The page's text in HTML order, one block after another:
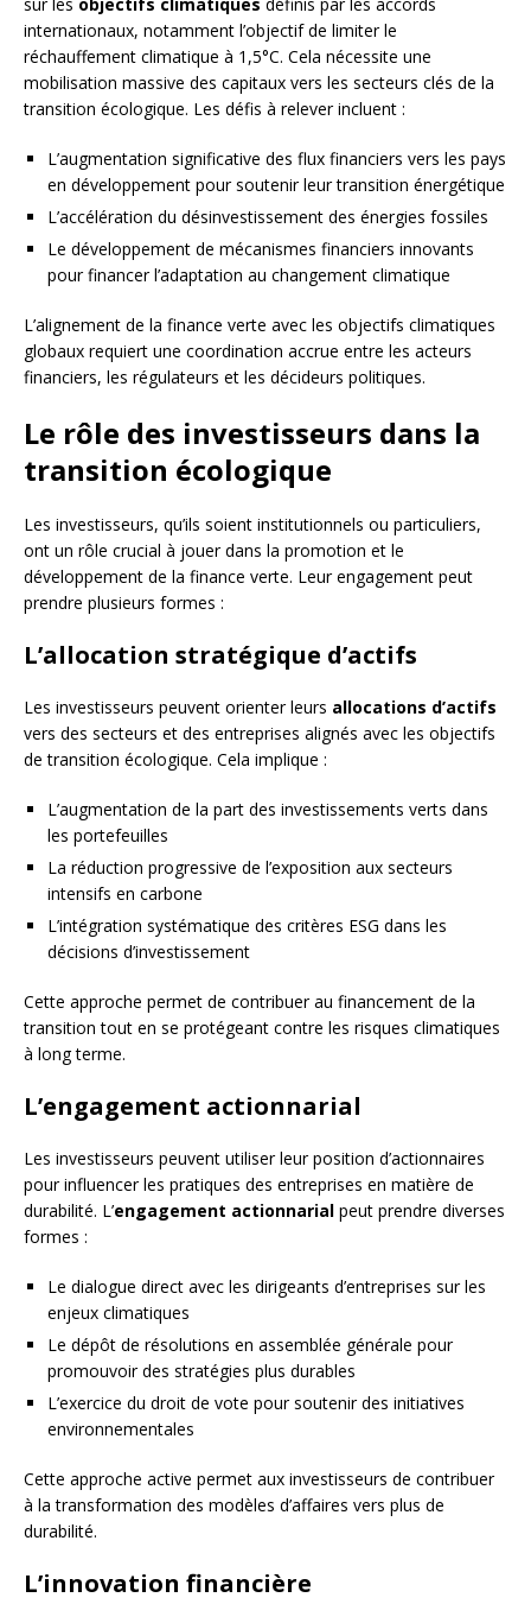
sur les objectifs climatiques définis par les accords
internationaux, notamment l’objectif de limiter le
réchauffement climatique à 1,5°C. Cela nécessite une
mobilisation massive des capitaux vers les secteurs clés de la
transition écologique. Les défis à relever incluent :
L’augmentation significative des flux financiers vers les pays
en développement pour soutenir leur transition énergétique
L’accélération du désinvestissement des énergies fossiles
Le développement de mécanismes financiers innovants
pour financer l’adaptation au changement climatique
L’alignement de la finance verte avec les objectifs climatiques
globaux requiert une coordination accrue entre les acteurs
financiers, les régulateurs et les décideurs politiques.
Le rôle des investisseurs dans la
transition écologique
Les investisseurs, qu’ils soient institutionnels ou particuliers,
ont un rôle crucial à jouer dans la promotion et le
développement de la finance verte. Leur engagement peut
prendre plusieurs formes :
L’allocation stratégique d’actifs
Les investisseurs peuvent orienter leurs allocations d’actifs
vers des secteurs et des entreprises alignés avec les objectifs
de transition écologique. Cela implique :
L’augmentation de la part des investissements verts dans
les portefeuilles
La réduction progressive de l’exposition aux secteurs
intensifs en carbone
L’intégration systématique des critères ESG dans les
décisions d’investissement
Cette approche permet de contribuer au financement de la
transition tout en se protégeant contre les risques climatiques
à long terme.
L’engagement actionnarial
Les investisseurs peuvent utiliser leur position d’actionnaires
pour influencer les pratiques des entreprises en matière de
durabilité. L’engagement actionnarial peut prendre diverses
formes :
Le dialogue direct avec les dirigeants d’entreprises sur les
enjeux climatiques
Le dépôt de résolutions en assemblée générale pour
promouvoir des stratégies plus durables
L’exercice du droit de vote pour soutenir des initiatives
environnementales
Cette approche active permet aux investisseurs de contribuer
à la transformation des modèles d’affaires vers plus de
durabilité.
L’innovation financière